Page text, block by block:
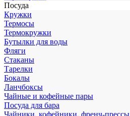
Посуда
Кружки
Термосы
Термокружки
Бутылки для воды
Фляги
Стаканы
Тарелки
Бокалы
Ланчбоксы
Чайные и кофейные пары
Посуда для бара
Чайники, кофейники, френч-прессы